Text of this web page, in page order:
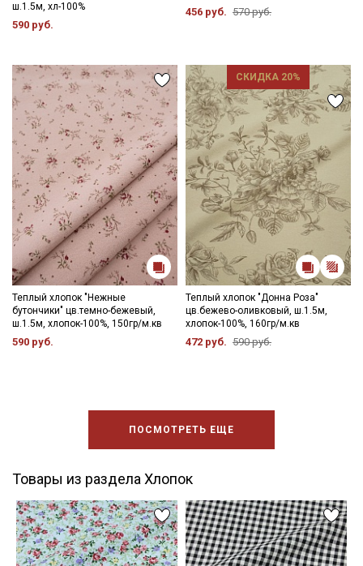
ш.1.5м, хл-100%
590 руб.
456 руб. 570 руб.
Теплый хлопок "Нежные
бутончики" цв.темно-бежевый,
ш.1.5м, хлопок-100%, 150гр/м.кв
590 руб.
СКИДКА 20%
Теплый хлопок "Донна Роза"
цв.бежево-оливковый, ш.1.5м,
хлопок-100%, 160гр/м.кв
472 руб. 590 руб.
ПОСМОТРЕТЬ ЕЩЕ
Товары из раздела Хлопок